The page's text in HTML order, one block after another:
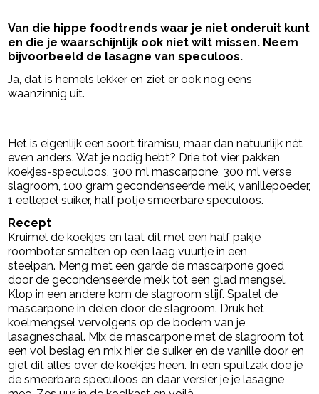
Van die hippe foodtrends waar je niet onderuit kunt
en die je waarschijnlijk ook niet wilt missen. Neem
bijvoorbeeld de lasagne van speculoos.
Ja, dat is hemels lekker en ziet er ook nog eens
waanzinnig uit.
Het is eigenlijk een soort tiramisu, maar dan natuurlijk nét
even anders. Wat je nodig hebt? Drie tot vier pakken
koekjes-speculoos, 300 ml mascarpone, 300 ml verse
slagroom, 100 gram gecondenseerde melk, vanillepoeder,
1 eetlepel suiker, half potje smeerbare speculoos.
Recept
Kruimel de koekjes en laat dit met een half pakje
roomboter smelten op een laag vuurtje in een
steelpan. Meng met een garde de mascarpone goed
door de gecondenseerde melk tot een glad mengsel.
Klop in een andere kom de slagroom stijf. Spatel de
mascarpone in delen door de slagroom. Druk het
koelmengsel vervolgens op de bodem van je
lasagneschaal. Mix de mascarpone met de slagroom tot
een vol beslag en mix hier de suiker en de vanille door en
giet dit alles over de koekjes heen. In een spuitzak doe je
de smeerbare speculoos en daar versier je je lasagne